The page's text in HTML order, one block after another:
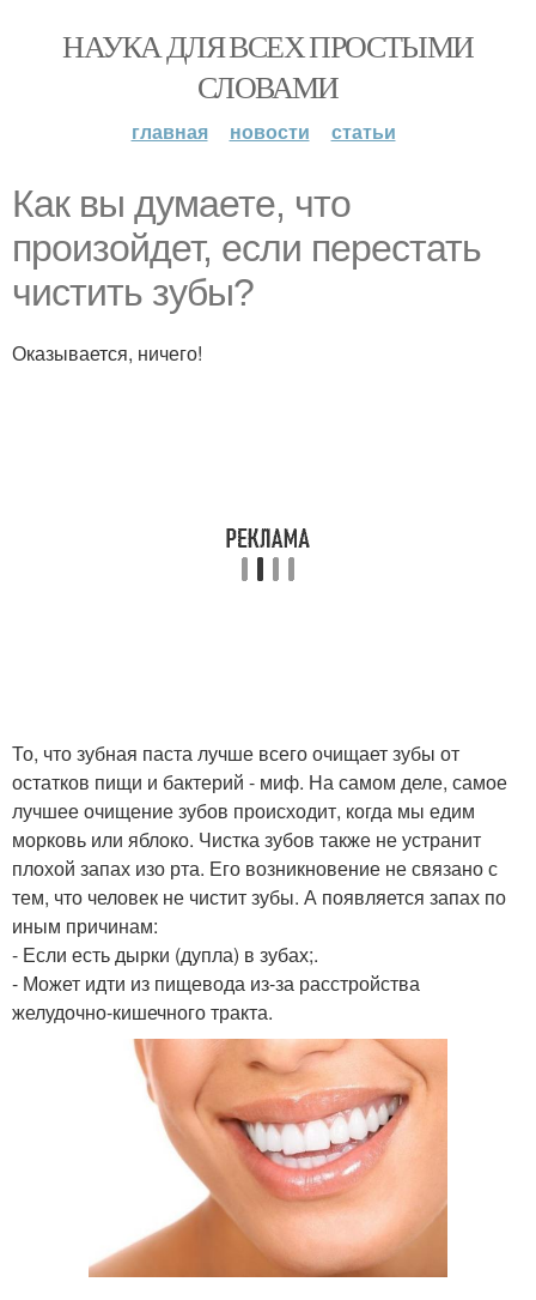
НАУКА ДЛЯ ВСЕХ ПРОСТЫМИ
СЛОВАМИ
главная новости статьи
Как вы думаете, что
произойдет, если перестать
чистить зубы?
Оказывается, ничего!
То, что зубная паста лучше всего очищает зубы от
остатков пищи и бактерий - миф. На самом деле, самое
лучшее очищение зубов происходит, когда мы едим
морковь или яблоко. Чистка зубов также не устранит
плохой запах изо рта. Его возникновение не связано с
тем, что человек не чистит зубы. А появляется запах по
иным причинам:
- Если есть дырки (дупла) в зубах;.
- Может идти из пищевода из-за расстройства
желудочно-кишечного тракта.